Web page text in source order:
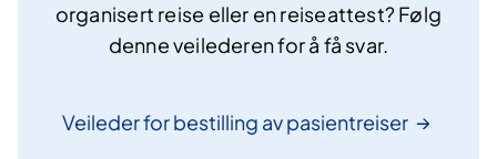
organisert reise eller en reiseattest? Følg
denne veilederen for å få svar.
Veileder for bestilling avpasientreiser